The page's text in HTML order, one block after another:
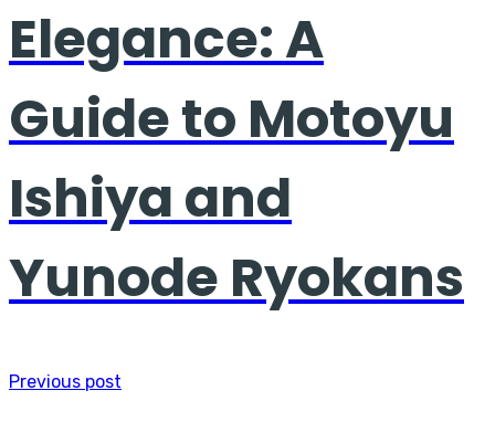
Elegance: A
Guide to Motoyu
Ishiya and
Yunode Ryokans
Previous post